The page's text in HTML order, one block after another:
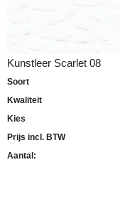
Kunstleer Scarlet 08
Soort
Kwaliteit
Kies
Prijs incl. BTW
Aantal: